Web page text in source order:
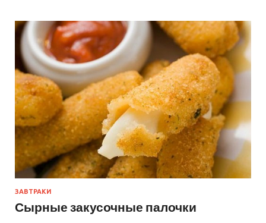
ЗАВТРАКИ
Сырные закусочные палочки